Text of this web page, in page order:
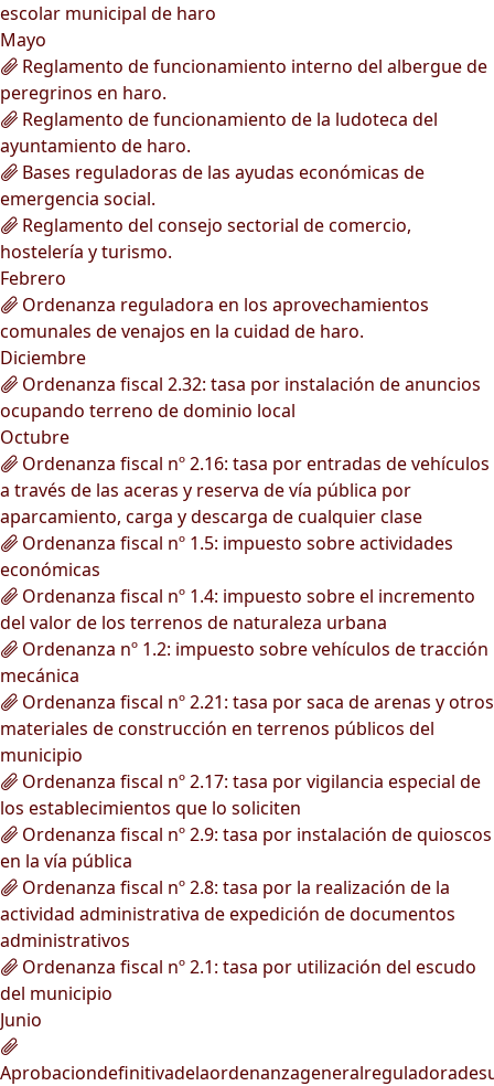
escolar municipal de haro
Mayo
Reglamento de funcionamiento interno del albergue de
peregrinos en haro.
Reglamento de funcionamiento de la ludoteca del
ayuntamiento de haro.
Bases reguladoras de las ayudas económicas de
emergencia social.
Reglamento del consejo sectorial de comercio,
hostelería y turismo.
Febrero
Ordenanza reguladora en los aprovechamientos
comunales de venajos en la cuidad de haro.
Diciembre
Ordenanza fiscal 2.32: tasa por instalación de anuncios
ocupando terreno de dominio local
Octubre
Ordenanza fiscal nº 2.16: tasa por entradas de vehículos
a través de las aceras y reserva de vía pública por
aparcamiento, carga y descarga de cualquier clase
Ordenanza fiscal nº 1.5: impuesto sobre actividades
económicas
Ordenanza fiscal nº 1.4: impuesto sobre el incremento
del valor de los terrenos de naturaleza urbana
Ordenanza nº 1.2: impuesto sobre vehículos de tracción
mecánica
Ordenanza fiscal nº 2.21: tasa por saca de arenas y otros
materiales de construcción en terrenos públicos del
municipio
Ordenanza fiscal nº 2.17: tasa por vigilancia especial de
los establecimientos que lo soliciten
Ordenanza fiscal nº 2.9: tasa por instalación de quioscos
en la vía pública
Ordenanza fiscal nº 2.8: tasa por la realización de la
actividad administrativa de expedición de documentos
administrativos
Ordenanza fiscal nº 2.1: tasa por utilización del escudo
del municipio
Junio